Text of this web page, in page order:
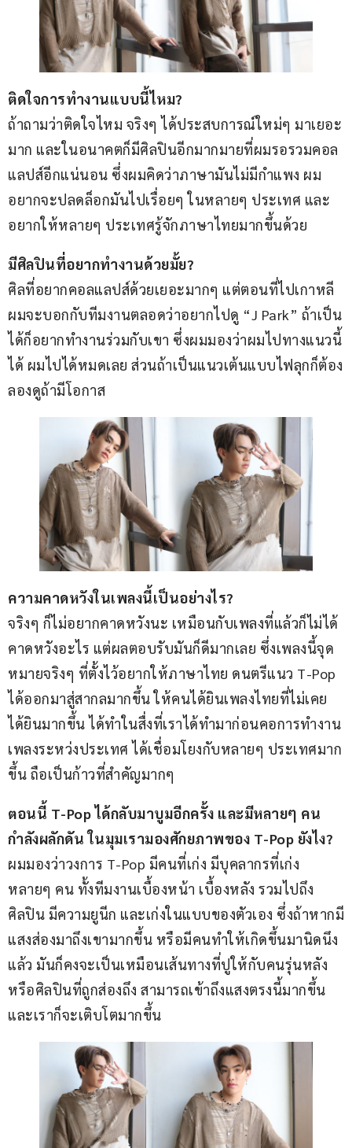
ติดใจการทำงานแบบนี้ไหม?
ถ้าถามว่าติดใจไหม จริงๆ ได้ประสบการณ์ใหม่ๆ มาเยอะ
มาก และในอนาคตก็มีศิลปินอีกมากมายที่ผมรอรวมคอล
แลปส์อีกแน่นอน ซึ่งผมคิดว่าภาษามันไม่มีกำแพง ผม
อยากจะปลดล็อกมันไปเรื่อยๆ ในหลายๆ ประเทศ และ
อยากให้หลายๆ ประเทศรู้จักภาษาไทยมากขึ้นด้วย
มีศิลปินที่อยากทำงานด้วยมั้ย?
ศิลที่อยากคอลแลปส์ด้วยเยอะมากๆ แต่ตอนที่ไปเกาหลี
ผมจะบอกกับทีมงานตลอดว่าอยากไปดู “J Park” ถ้าเป็น
ได้ก็อยากทำงานร่วมกับเขา ซึ่งผมมองว่าผมไปทางแนวนี้
ได้ ผมไปได้หมดเลย ส่วนถ้าเป็นแนวเต้นแบบไฟลุกก็ต้อง
ลองดูถ้ามีโอกาส
ความคาดหวังในเพลงนี้เป็นอย่างไร?
จริงๆ ก็ไม่อยากคาดหวังนะ เหมือนกับเพลงที่แล้วก็ไม่ได้
คาดหวังอะไร แต่ผลตอบรับมันก็ดีมากเลย ซึ่งเพลงนี้จุด
หมายจริงๆ ที่ตั้งไว้อยากให้ภาษาไทย ดนตรีแนว T-Pop
ได้ออกมาสู่สากลมากขึ้น ให้คนได้ยินเพลงไทยที่ไม่เคย
ได้ยินมากขึ้น ได้ทำในสื่งที่เราได้ทำมาก่อนคอการทำงาน
เพลงระหว่งประเทศ ได้เชื่อมโยงกับหลายๆ ประเทศมาก
ขึ้น ถือเป็นก้าวที่สำคัญมากๆ
ตอนนี้ T-Pop ได้กลับมาบูมอีกครั้ง และมีหลายๆ คน
กำลังผลักดัน ในมุมเรามองศักยภาพของ T-Pop ยังไง?
ผมมองว่าวงการ T-Pop มีคนที่เก่ง มีบุคลากรที่เก่ง
หลายๆ คน ทั้งทีมงานเบื้องหน้า เบื้องหลัง รวมไปถึง
ศิลปิน มีความยูนีก และเก่งในแบบของตัวเอง ซึ่งถ้าหากมี
แสงส่องมาถึงเขามากขึ้น หรือมีคนทำให้เกิดขึ้นมานิดนึง
แล้ว มันก็คงจะเป็นเหมือนเส้นทางที่ปูให้กับคนรุ่นหลัง
หรือศิลปินที่ถูกส่องถึง สามารถเข้าถึงแสงตรงนี้มากขึ้น
และเราก็จะเติบโตมากขึ้น